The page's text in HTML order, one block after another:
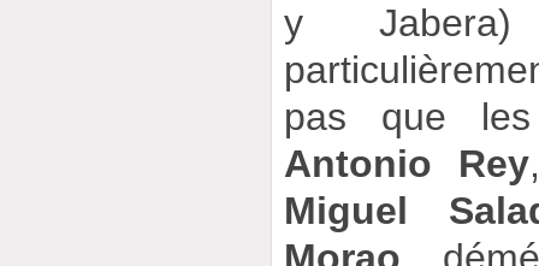
y Jabera)
pas que les
Antonio Rey
Miguel